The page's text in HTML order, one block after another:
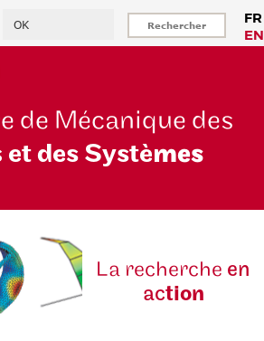
FR
EN
de Mécanique des
et des Systèmes
La recherche en
action